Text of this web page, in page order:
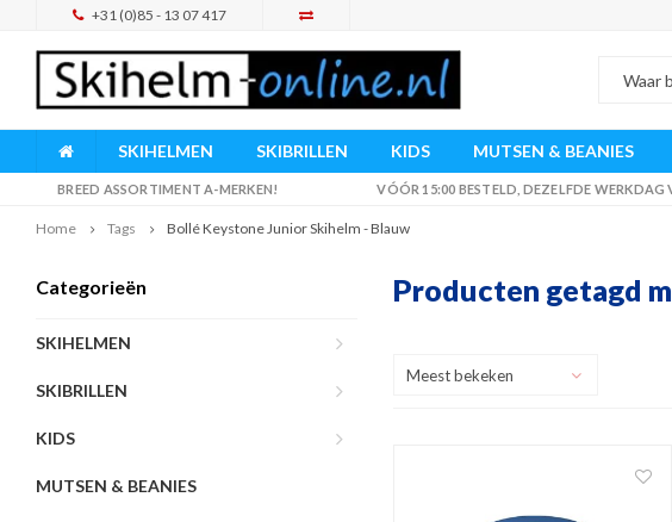
+31 (0)85 - 13 07 417
SKIHELMEN SKIBRILLEN KIDS MUTSEN & BEANIES
BREED ASSORTIMENT A-MERKEN! VÓÓR 15:00 BESTELD, DEZELFDE WERKDAG
Home Tags Bollé Keystone Junior Skihelm - Blauw
Categorieën
SKIHELMEN
SKIBRILLEN
KIDS
MUTSEN & BEANIES
Producten getagd
Meest bekeken